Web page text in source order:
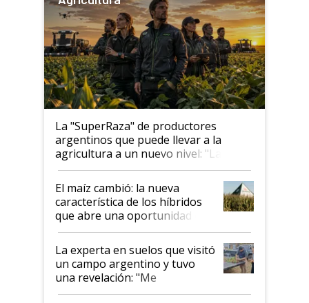
La "SuperRaza" de productores
argentinos que puede llevar a la
agricultura a un nuevo nivel: "Las
posibilidades de crecimiento son
infinitas"
El maíz cambió: la nueva
característica de los híbridos
que abre una oportunidad en
el lote
La experta en suelos que visitó
un campo argentino y tuvo
una revelación: "Me
impresionó mucho"